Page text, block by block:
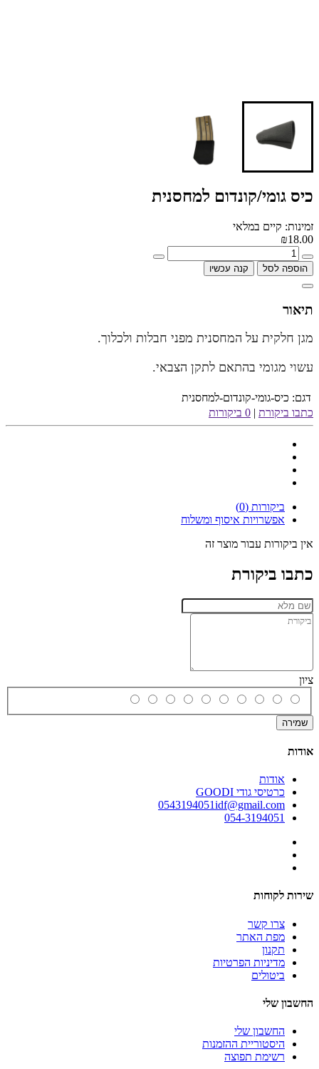
כיס גומי/קונדום למחסנית
זמינות: קיים במלאי
₪18.00
הוספה לסל קנה עכשיו
תיאור
מגן חלקית על המחסנית מפני חבלות ולכלוך.
עשוי מגומי בהתאם לתקן הצבאי.
דגם: כיס-גומי-קונדום-למחסנית
כתבו ביקורת | 0 ביקורות
ביקורות (0)
אפשרויות איסוף ומשלוח
אין ביקורות עבור מוצר זה
כתבו ביקורת
ציון
שמירה
אודות
אודות
כרטיסי גודי GOODI
0543194051idf@gmail.com
054-3194051
שירות לקוחות
צרו קשר
מפת האתר
תקנון
מדיניות הפרטיות
ביטולים
החשבון שלי
החשבון שלי
היסטוריית ההזמנות
רשימת תפוצה